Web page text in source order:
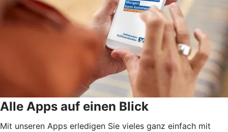
Alle Apps auf einen Blick
Mit unseren Apps erledigen Sie vieles ganz einfach mit